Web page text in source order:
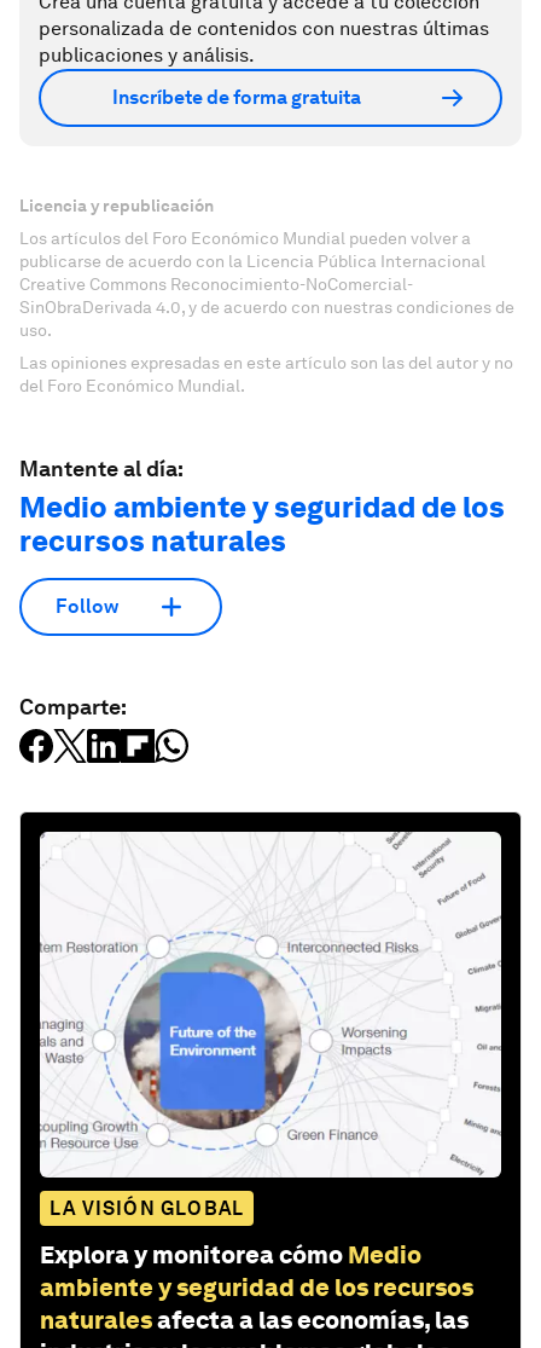
personalizada de contenidos con nuestras últimas
publicaciones y análisis.
Inscríbete de forma gratuita
Licencia y republicación
Los artículos del Foro Económico Mundial pueden volver a
publicarse de acuerdo con la Licencia Pública Internacional
Creative Commons Reconocimiento-NoComercial-
SinObraDerivada 4.0, y de acuerdo con nuestras condiciones de
uso.
Las opiniones expresadas en este artículo son las del autor y no
del Foro Económico Mundial.
Mantente al día:
Medio ambiente y seguridad de los
recursos naturales
Follow
Comparte:
LA VISIÓN GLOBAL
Explora y monitorea cómo Medio
ambiente y seguridad de los recursos
naturalesafecta a las economías, las